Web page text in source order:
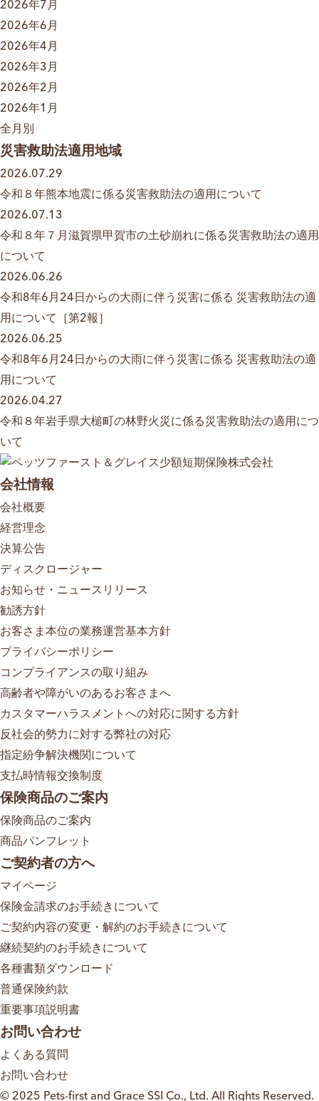
2026年7月
2026年6月
2026年4月
2026年3月
2026年2月
2026年1月
全月別
災害救助法適用地域
2026.07.29
令和８年熊本地震に係る災害救助法の適用について
2026.07.13
令和８年７月滋賀県甲賀市の土砂崩れに係る災害救助法の適用
について
2026.06.26
令和8年6月24日からの大雨に伴う災害に係る 災害救助法の適
用について［第2報］
2026.06.25
令和8年6月24日からの大雨に伴う災害に係る 災害救助法の適
用について
2026.04.27
令和８年岩手県大槌町の林野火災に係る災害救助法の適用につ
いて
会社情報
会社概要
経営理念
決算公告
ディスクロージャー
お知らせ・ニュースリリース
勧誘方針
お客さま本位の業務運営基本方針
プライバシーポリシー
コンプライアンスの取り組み
高齢者や障がいのあるお客さまへ
カスタマーハラスメントへの対応に関する方針
反社会的勢力に対する弊社の対応
指定紛争解決機関について
支払時情報交換制度
保険商品のご案内
保険商品のご案内
商品パンフレット
ご契約者の方へ
マイページ
保険金請求のお手続きについて
ご契約内容の変更・解約のお手続きについて
継続契約のお手続きについて
各種書類ダウンロード
普通保険約款
重要事項説明書
お問い合わせ
よくある質問
お問い合わせ
© 2025 Pets-first and Grace SSI Co., Ltd. All Rights Reserved.